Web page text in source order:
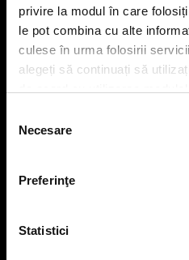
privire la modul în care
le pot combina cu alte
culese în urma folosirii
alegeți să continuați să
consimțământului
Necesare
Preferinţe
Statistici
Nutriționale și Alergeni
Abonare Newsletter
Contact
Utile
Politica privind prelucrarea
Condiții de desfășurare